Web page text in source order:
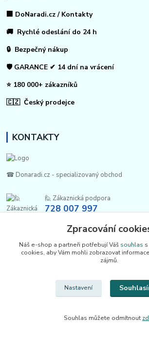
🏢 DoNaradi.cz / Kontakty
🚚 Rychlé odeslání do 24 h
🔒 Bezpečný nákup
🛡️ GARANCE ✔ 14 dní na vrácení
⭐ 180 000+ zákazníků
🇨🇿 Český prodejce
KONTAKTY
☎ Donaradi.cz - specializovaný obchod
🙋 Zákaznická podpora
728 007 997
REPULSE s.r.o. | www.donaradi.cz |
Zpracování
Náš e-shop a partneři potřebují Váš souhlas
cookies, aby Vám mohli zobrazovat
zájmů.
Nastavení
Souhlas můžete odmítnout